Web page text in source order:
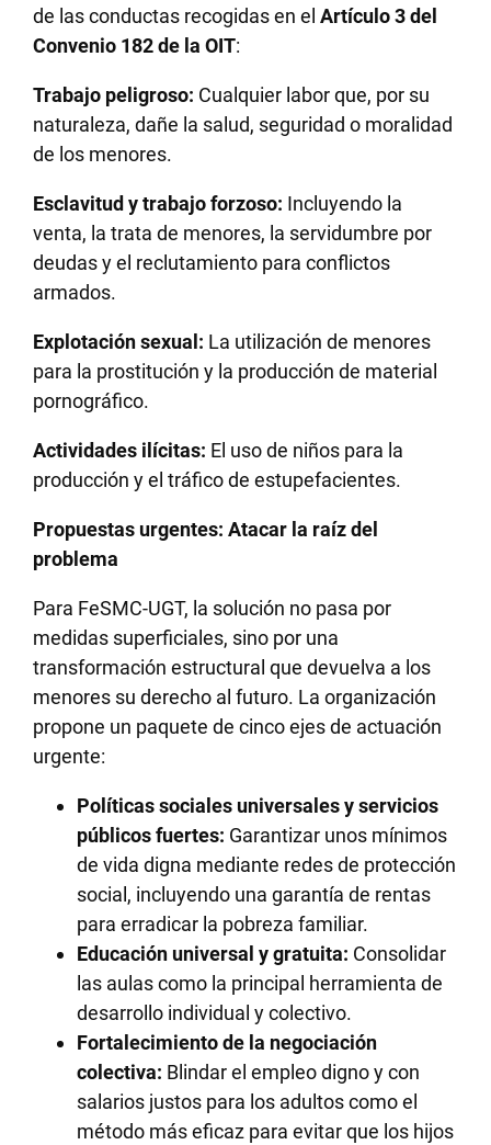
de las conductas recogidas en elArtículo 3 del
Convenio 182 de la OIT:
Trabajo peligroso: Cualquier labor que, por su
naturaleza, dañe la salud, seguridad o moralidad
de los menores.
Esclavitud y trabajo forzoso: Incluyendo la
venta, la trata de menores, la servidumbre por
deudas y el reclutamiento para conflictos
armados.
Explotación sexual: La utilización de menores
para la prostitución y la producción de material
pornográfico.
Actividades ilícitas: El uso de niños para la
producción y el tráfico de estupefacientes.
Propuestas urgentes: Atacar la raíz del
problema
Para FeSMC-UGT, la solución no pasa por
medidas superficiales, sino por una
transformación estructural que devuelva a los
menores su derecho al futuro. La organización
propone un paquete de cinco ejes de actuación
urgente:
Políticas sociales universales y servicios
públicos fuertes: Garantizar unos mínimos
de vida digna mediante redes de protección
social, incluyendo una garantía de rentas
para erradicar la pobreza familiar.
Educación universal y gratuita: Consolidar
las aulas como la principal herramienta de
desarrollo individual y colectivo.
Fortalecimiento de la negociación
colectiva: Blindar el empleo digno y con
salarios justos para los adultos como el
método más eficaz para evitar que los hijos